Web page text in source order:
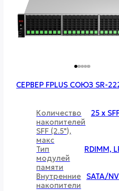
СЕРВЕР FPLUS СОЮЗ SR-
Количество
накопителей
SFF (2.5"),
макс
Тип
модулей
памяти
Внутренние
накопители